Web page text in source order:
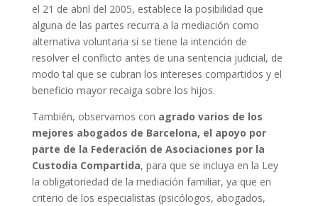
el 21 de abril del 2005, establece la posibilidad que
alguna de las partes recurra a la mediación como
alternativa voluntaria si se tiene la intención de
resolver el conflicto antes de una sentencia judicial, de
modo tal que se cubran los intereses compartidos y el
beneficio mayor recaiga sobre los hijos.
También, observamos con agrado varios de los
mejores abogados de Barcelona, el apoyo por
parte de la Federación de Asociaciones por la
Custodia Compartida, para que se incluya en la Ley
la obligatoriedad de la mediación familiar, ya que en
criterio de los especialistas (psicólogos, abogados,